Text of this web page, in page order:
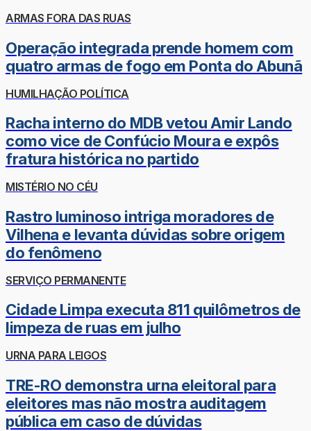
ARMAS FORA DAS RUAS
Operação integrada prende homem com
quatro armas de fogo em Ponta do Abunã
HUMILHAÇÃO POLÍTICA
Racha interno do MDB vetou Amir Lando
como vice de Confúcio Moura e expôs
fratura histórica no partido
MISTÉRIO NO CÉU
Rastro luminoso intriga moradores de
Vilhena e levanta dúvidas sobre origem
do fenômeno
SERVIÇO PERMANENTE
Cidade Limpa executa 811 quilômetros de
limpeza de ruas em julho
URNA PARA LEIGOS
TRE-RO demonstra urna eleitoral para
eleitores mas não mostra auditagem
pública em caso de dúvidas